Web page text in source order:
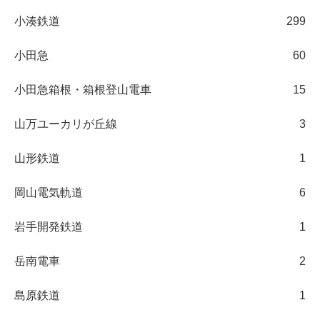
小湊鉄道 299
小田急 60
小田急箱根・箱根登山電車 15
山万ユーカリが丘線 3
山形鉄道 1
岡山電気軌道 6
岩手開発鉄道 1
岳南電車 2
島原鉄道 1